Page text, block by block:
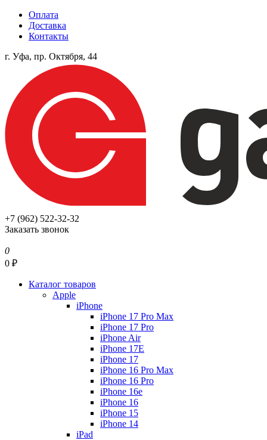
Оплата
Доставка
Контакты
г. Уфа, пр. Октября, 44
+7 (962) 522-32-32
Заказать звонок
0
0 ₽
Каталог товаров
Apple
iPhone
iPhone 17 Pro Max
iPhone 17 Pro
iPhone Air
iPhone 17E
iPhone 17
iPhone 16 Pro Max
iPhone 16 Pro
iPhone 16e
iPhone 16
iPhone 15
iPhone 14
iPad